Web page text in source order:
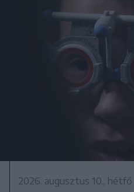
2026. augusztus 10., hétfő